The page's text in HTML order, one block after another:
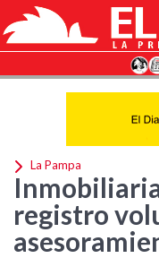
La Pampa
registro